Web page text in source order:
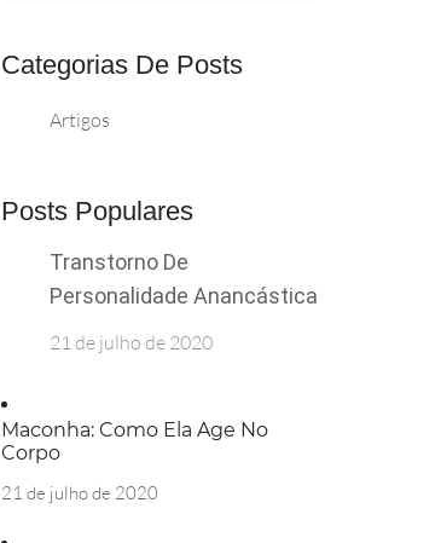
Categorias De Posts
Artigos
Posts Populares
Transtorno De
Personalidade Anancástica
21 de julho de 2020
Maconha: Como Ela Age No
Corpo
21 de julho de 2020